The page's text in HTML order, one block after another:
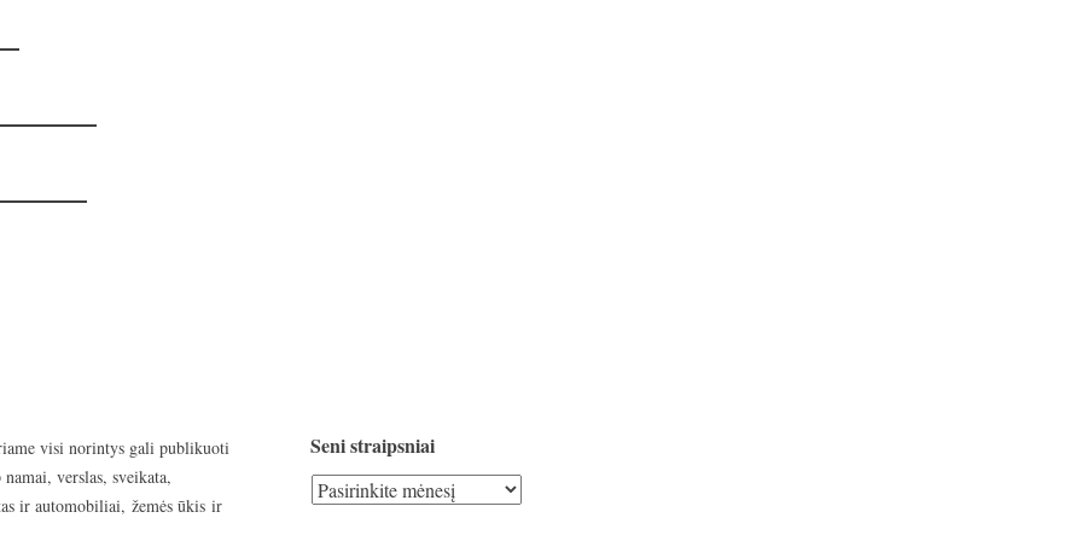
visi norintys gali publikuoti
verslas, sveikata,
ir automobiliai, žemės ūkis ir
Seni straipsniai
Seni